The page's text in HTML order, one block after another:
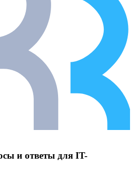
и ответы для IT-